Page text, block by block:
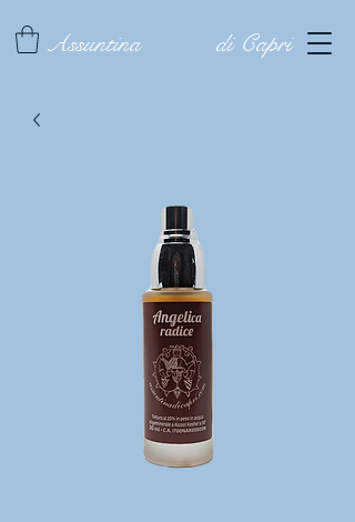
Assuntina di Capri